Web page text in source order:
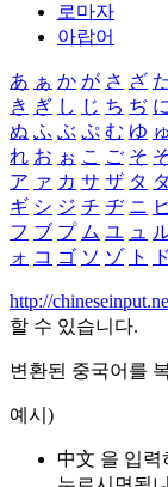
로마자
아랍어
あ ぁ か が さ ざ た
き ぎ し じ ち ぢ
ぬ ふ ぶ ぷ む ゆ ゅ
れ お ぉ こ ご そ
ア ァ カ サ ザ タ
ギ シ ジ チ ヂ ニ ヒ
フ ブ プ ム ユ ュ
ォ コ ゴ ソ ゾ ト ド
http://
할 수 있습니다.
변환된 중국어를
예시)
中文 을 입력